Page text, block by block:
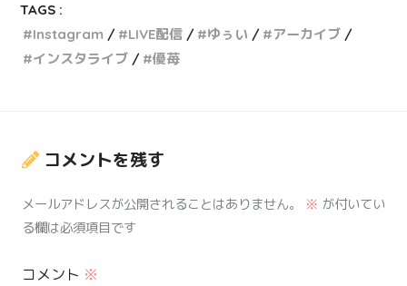
TAGS :
Instagram
LIVE配信 ゆぅい
アーカイブ
インスタライブ
優苺
コメントを残す
メールアドレスが公開されることはありません。 ※ が付いてい
る欄は必須項目です
コメント ※